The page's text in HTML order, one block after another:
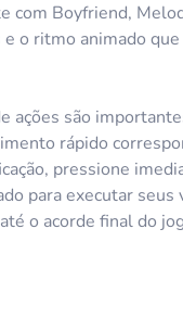
com Boyfriend,
o ritmo animado
ações são
rápido
pressione
para executar seus
o acorde final do